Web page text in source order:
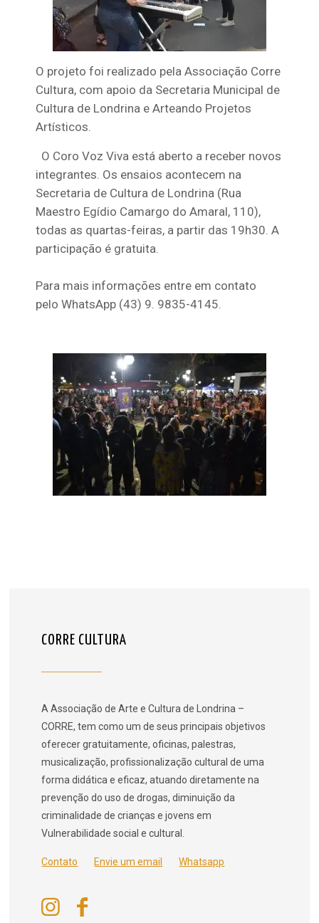
O projeto foi realizado pela Associação Corre
Cultura, com apoio da Secretaria Municipal de
Cultura de Londrina e Arteando Projetos
Artísticos.
O Coro Voz Viva está aberto a receber novos
integrantes. Os ensaios acontecem na
Secretaria de Cultura de Londrina (Rua
Maestro Egídio Camargo do Amaral, 110),
todas as quartas-feiras, a partir das 19h30. A
participação é gratuita.
Para mais informações entre em contato
pelo WhatsApp (43) 9. 9835-4145.
CORRE CULTURA
A Associação de Arte e Cultura de Londrina –
CORRE, tem como um de seus principais objetivos
oferecer gratuitamente, oficinas, palestras,
musicalização, profissionalização cultural de uma
forma didática e eficaz, atuando diretamente na
prevenção do uso de drogas, diminuição da
criminalidade de crianças e jovens em
Vulnerabilidade social e cultural.
Contato Envie um email Whatsapp